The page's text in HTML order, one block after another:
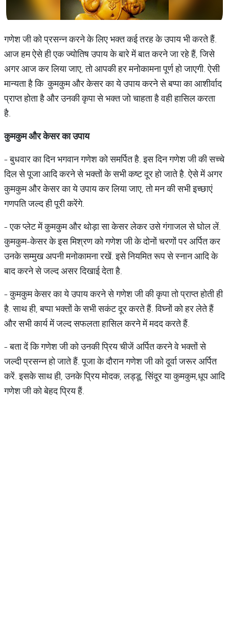
गणेश जी को प्रसन्न करने के लिए भक्त कई तरह के उपाय भी करते हैं.
आज हम ऐसे ही एक ज्योतिष उपाय के बारे में बात करने जा रहे हैं, जिसे
अगर आज कर लिया जाए, तो आपकी हर मनोकामना पूर्ण हो जाएगी. ऐसी
मान्यता है कि कुमकुम और केसर का ये उपाय करने से बप्पा का आशीर्वाद
प्राप्त होता है और उनकी कृपा से भक्त जो चाहता है वही हासिल करता
है.
कुमकुम और केसर का उपाय
- बुधवार का दिन भगवान गणेश को समर्पित है. इस दिन गणेश जी की सच्चे
दिल से पूजा आदि करने से भक्तों के सभी कष्ट दूर हो जाते है. ऐसे में अगर
कुमकुम और केसर का ये उपाय कर लिया जाए, तो मन की सभी इच्छाएं
गणपति जल्द ही पूरी करेंगे.
- एक प्लेट में कुमकुम और थोड़ा सा केसर लेकर उसे गंगाजल से घोल लें.
कुमकुम-केसर के इस मिश्रण को गणेश जी के दोनों चरणों पर अर्पित कर
उनके सम्मुख अपनी मनोकामना रखें. इसे नियमित रूप से स्नान आदि के
बाद करने से जल्द असर दिखाई देता है.
- कुमकुम केसर का ये उपाय करने से गणेश जी की कृपा तो प्राप्त होती ही
है. साथ ही, बप्पा भक्तों के सभी सकंट दूर करते हैं. विघ्नों को हर लेते हैं
और सभी कार्य में जल्द सफलता हासिल करने में मदद करते हैं.
- बता दें कि गणेश जी को उनकी प्रिय चीजें अर्पित करने वे भक्तों से
जल्दी प्रसन्न हो जाते हैं. पूजा के दौरान गणेश जी को दूर्वा जरूर अर्पित
करें. इसके साथ ही, उनके प्रिय मोदक, लड्डू, सिंदूर या कुमकुम,धूप आदि
गणेश जी को बेहद प्रिय हैं.